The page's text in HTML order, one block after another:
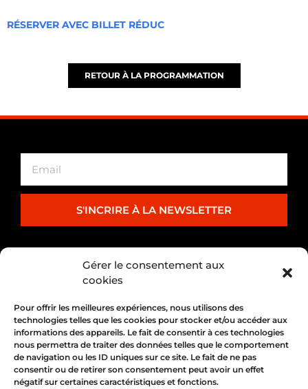
Gérer le consentement aux
cookies
Pour offrir les meilleures expériences, nous utilisons des
technologies telles que les cookies pour stocker et/ou accéder aux
informations des appareils. Le fait de consentir à ces technologies
nous permettra de traiter des données telles que le comportement
de navigation ou les ID uniques sur ce site. Le fait de ne pas
consentir ou de retirer son consentement peut avoir un effet
négatif sur certaines caractéristiques et fonctions.
RÉSERVER AVEC BILLET RÉDUC
RETOUR À LA PROGRAMMATION
S'INCRIRE À LA NEWSLETTER
PARTENARIAT